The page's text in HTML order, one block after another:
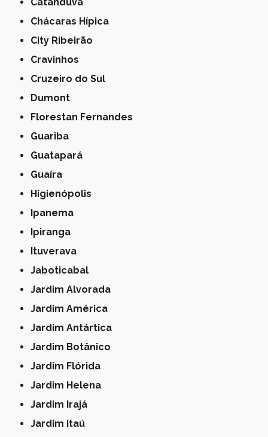
Chácaras Hípica
City Ribeirão
Cravinhos
Cruzeiro do Sul
Dumont
Florestan Fernandes
Guariba
Guatapará
Guaíra
Higienópolis
Ipanema
Ipiranga
Ituverava
Jaboticabal
Jardim Alvorada
Jardim América
Jardim Antártica
Jardim Botânico
Jardim Flórida
Jardim Helena
Jardim Irajá
Jardim Itaú